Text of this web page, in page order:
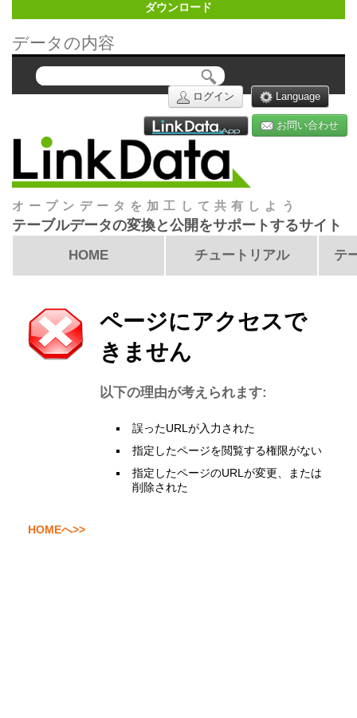
ダウンロード
データの内容
Language
ログイン
お問い合わせ
オープンデータを加工して共有しよう
テーブルデータの変換と公開をサポートするサイト
HOME チュートリアル テ
ページにアクセスで
きません
以下の理由が考えられます:
誤ったURLが入力された
指定したページを閲覧する権限がない
指定したページのURLが変更、または
削除された
HOMEへ>>